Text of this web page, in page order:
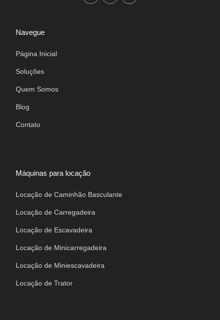
Navegue
Página Inicial
Soluções
Quem Somos
Blog
Contato
Máquinas para locação
Locação de Caminhão Basculante
Locação de Carregadeira
Locação de Escavadeira
Locação de Minicarregadeira
Locação de Miniescavadeira
Locação de Trator